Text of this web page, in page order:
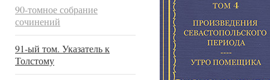
90-томное собрание
сочинений
91-ый том. Указатель к
Толстому